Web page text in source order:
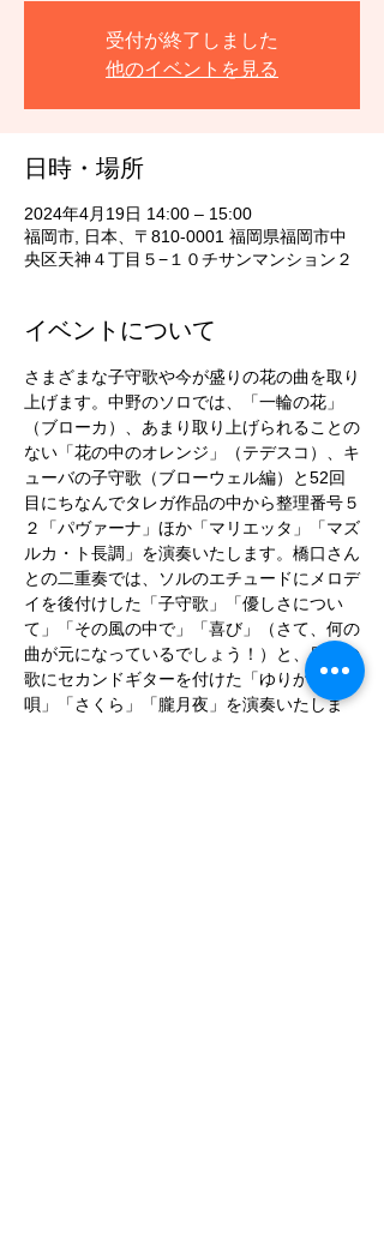
受付が終了しました
他のイベントを見る
日時・場所
2024年4月19日 14:00 – 15:00
福岡市, 日本、〒810-0001 福岡県福岡市中
央区天神４丁目５−１０チサンマンション２
イベントについて
さまざまな子守歌や今が盛りの花の曲を取り
上げます。中野のソロでは、「一輪の花」
（ブローカ）、あまり取り上げられることの
ない「花の中のオレンジ」（テデスコ）、キ
ューバの子守歌（ブローウェル編）と52回
目にちなんでタレガ作品の中から整理番号５
２「パヴァーナ」ほか「マリエッタ」「マズ
ルカ・ト長調」を演奏いたします。橋口さん
との二重奏では、ソルのエチュードにメロデ
イを後付けした「子守歌」「優しさについ
て」「その風の中で」「喜び」（さて、何の
曲が元になっているでしょう！）と、日本の
歌にセカンドギターを付けた「ゆりかごの
唄」「さくら」「朧月夜」を演奏いたしま